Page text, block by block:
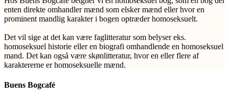
enten direkte omhandler mænd som elsker mænd eller hvor en
prominent mandlig karakter i bogen optræder homoseksuelt.
Det vil sige at det kan være faglitteratur som belyser eks.
homoseksuel historie eller en biografi omhandlende en homoseksuel
mand. Det kan også være skønlitteratur, hvor en eller flere af
karaktererne er homoseksuelle mænd.
Buens Bogcafé